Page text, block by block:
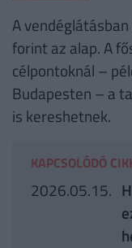
A
forint az alap. A
célpontoknál –
Budapesten – a
is kereshetnek.
KAPCSOLÓDÓ
2026.05.15.